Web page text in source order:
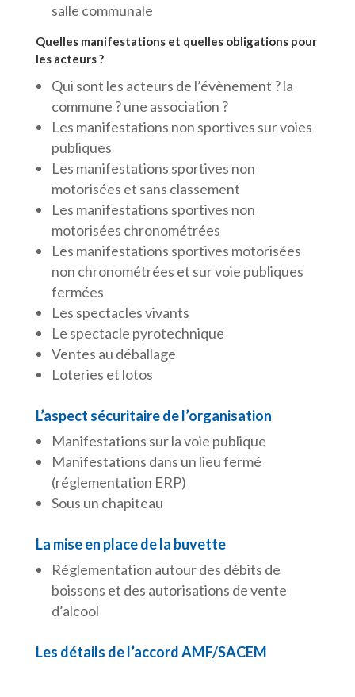
salle communale
Quelles manifestations et quelles obligations pour
les acteurs ?
Qui sont les acteurs de l’évènement ? la
commune ? une association ?
Les manifestations non sportives sur voies
publiques
Les manifestations sportives non
motorisées et sans classement
Les manifestations sportives non
motorisées chronométrées
Les manifestations sportives motorisées
non chronométrées et sur voie publiques
fermées
Les spectacles vivants
Le spectacle pyrotechnique
Ventes au déballage
Loteries et lotos
L’aspect sécuritaire de l’organisation
Manifestations sur la voie publique
Manifestations dans un lieu fermé
(réglementation ERP)
Sous un chapiteau
La mise en place de la buvette
Réglementation autour des débits de
boissons et des autorisations de vente
d’alcool
Les détails de l’accord AMF/SACEM